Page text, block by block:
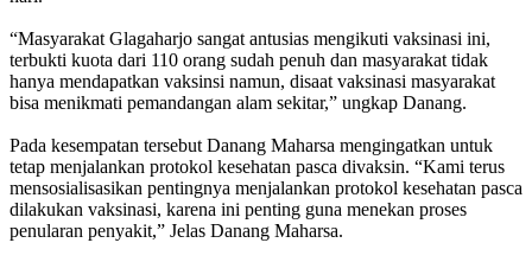
“Masyarakat Glagaharjo sangat antusias mengikuti vaksinasi ini,
terbukti kuota dari 110 orang sudah penuh dan masyarakat tidak
hanya mendapatkan vaksinsi namun, disaat vaksinasi masyarakat
bisa menikmati pemandangan alam sekitar,” ungkap Danang.
Pada kesempatan tersebut Danang Maharsa mengingatkan untuk
tetap menjalankan protokol kesehatan pasca divaksin. “Kami terus
mensosialisasikan pentingnya menjalankan protokol kesehatan pasca
dilakukan vaksinasi, karena ini penting guna menekan proses
penularan penyakit,” Jelas Danang Maharsa.